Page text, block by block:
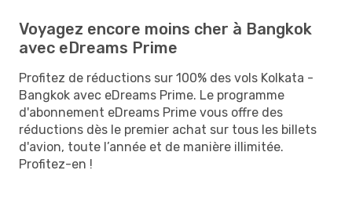
Voyagez encore moins cher à Bangkok
avec eDreams Prime
Profitez de réductions sur 100% des vols Kolkata -
Bangkok avec eDreams Prime. Le programme
d'abonnement eDreams Prime vous offre des
réductions dès le premier achat sur tous les billets
d'avion, toute l’année et de manière illimitée.
Profitez-en !